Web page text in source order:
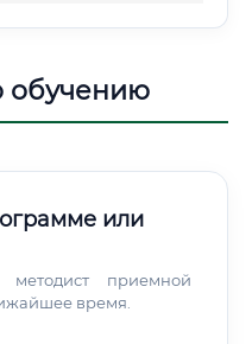
обучению
или
приемной
время.